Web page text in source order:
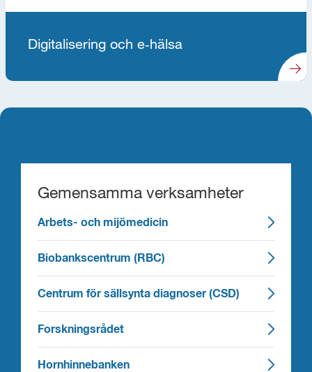
Digitalisering och e‑hälsa
Gemensamma verksamheter
Arbets- och mijömedicin
Biobankscentrum (RBC)
Centrum för sällsynta diagnoser (CSD)
Forskningsrådet
Hornhinnebanken